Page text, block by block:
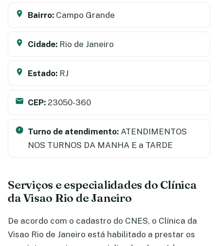
Bairro: Campo Grande
Cidade: Rio de Janeiro
Estado: RJ
CEP: 23050-360
Turno de atendimento: ATENDIMENTOS
NOS TURNOS DA MANHA E a TARDE
Serviços e especialidades do Clínica
da Visao Rio de Janeiro
De acordo com o cadastro do CNES, o Clínica da
Visao Rio de Janeiro está habilitado a prestar os